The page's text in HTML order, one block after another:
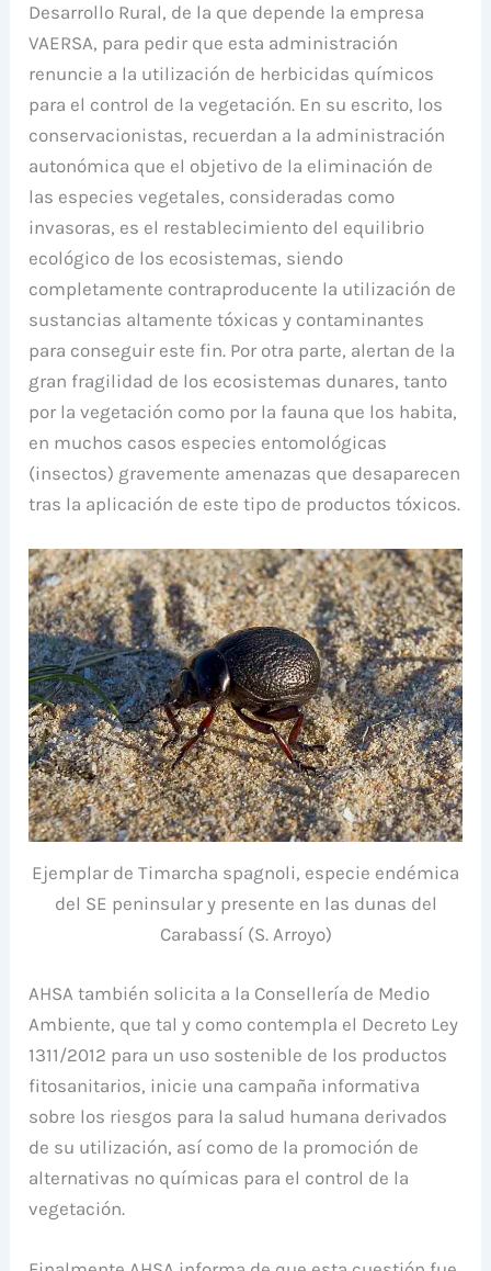
Desarrollo Rural, de la que depende la empresa
VAERSA, para pedir que esta administración
renuncie a la utilización de herbicidas químicos
para el control de la vegetación. En su escrito, los
conservacionistas, recuerdan a la administración
autonómica que el objetivo de la eliminación de
las especies vegetales, consideradas como
invasoras, es el restablecimiento del equilibrio
ecológico de los ecosistemas, siendo
completamente contraproducente la utilización de
sustancias altamente tóxicas y contaminantes
para conseguir este fin. Por otra parte, alertan de la
gran fragilidad de los ecosistemas dunares, tanto
por la vegetación como por la fauna que los habita,
en muchos casos especies entomológicas
(insectos) gravemente amenazas que desaparecen
tras la aplicación de este tipo de productos tóxicos.
Ejemplar de Timarcha spagnoli, especie endémica
del SE peninsular y presente en las dunas del
Carabassí (S. Arroyo)
AHSA también solicita a la Consellería de Medio
Ambiente, que tal y como contempla el Decreto Ley
1311/2012 para un uso sostenible de los productos
fitosanitarios, inicie una campaña informativa
sobre los riesgos para la salud humana derivados
de su utilización, así como de la promoción de
alternativas no químicas para el control de la
vegetación.